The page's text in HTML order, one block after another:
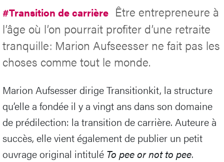
#Transition de carrière Être entrepreneure à
l’âge où l’on pourrait profiter d’une retraite
tranquille: Marion Aufseesser ne fait pas les
choses comme tout le monde.
Marion Aufsesser dirige Transitionkit, la structure
qu’elle a fondée il y a vingt ans dans son domaine
de prédilection: la transition de carrière. Auteure à
succès, elle vient également de publier un petit
ouvrage original intitulé To pee or not to pee.